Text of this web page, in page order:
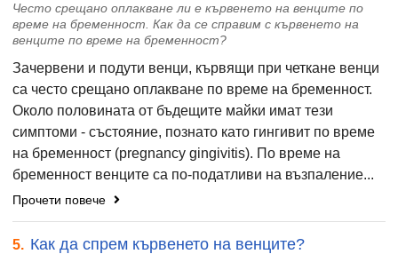
Често срещано оплакване ли е кървенето на венците по
време на бременност. Как да се справим с кървенето на
венците по време на бременност?
Зачервени и подути венци, кървящи при четкане венци
са често срещано оплакване по време на бременност.
Около половината от бъдещите майки имат тези
симптоми - състояние, познато като гингивит по време
на бременност (pregnancy gingivitis). По време на
бременност венците са по-податливи на възпаление...
Прочети повече
5. Как да спрем кървенето на венците?